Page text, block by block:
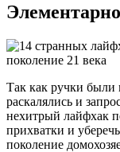
Так как ручки были
раскалялись и
нехитрый лайфхак
прихватки и
поколение